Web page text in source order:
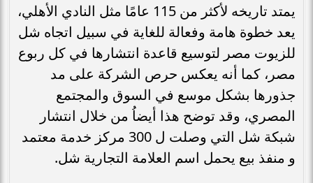
يمتد تاريخه لأكثر من 115 عامًا مثل النادي الأهلي،
يعد خطوة هامة وفعالة للغاية في سبيل اتجاه شل
للزيوت مصر لتوسيع قاعدة انتشارها في كل ربوع
مصر، كما أنه يعكس حرص الشركة على مد
جذورها بشكل موسع في السوق والمجتمع
المصري، وقد توضح هذا أيضاُ من خلال انتشار
شبكة شل التي وصلت ل 300 مركز خدمة معتمد
و منفذ بيع يحمل اسم العلامة التجارية شل.